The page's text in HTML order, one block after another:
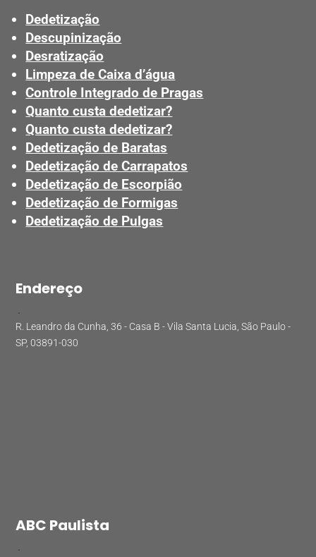
Dedetização
Descupinização
Desratização
Limpeza de Caixa d’água
Controle Integrado de Pragas
Quanto custa dedetizar?
Quanto custa dedetizar?
Dedetização de Baratas
Dedetização de Carrapatos
Dedetização de Escorpião
Dedetização de Formigas
Dedetização de Pulgas
Endereço
.
R. Leandro da Cunha, 36 - Casa B - Vila Santa Lucia, São Paulo -
SP, 03891-030
ABC Paulista
.